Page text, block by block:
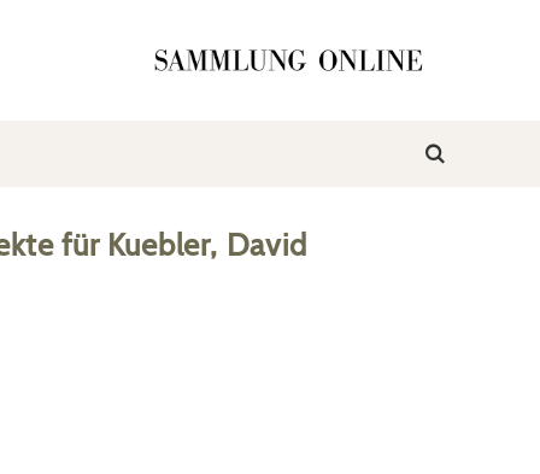
für Kuebler, David